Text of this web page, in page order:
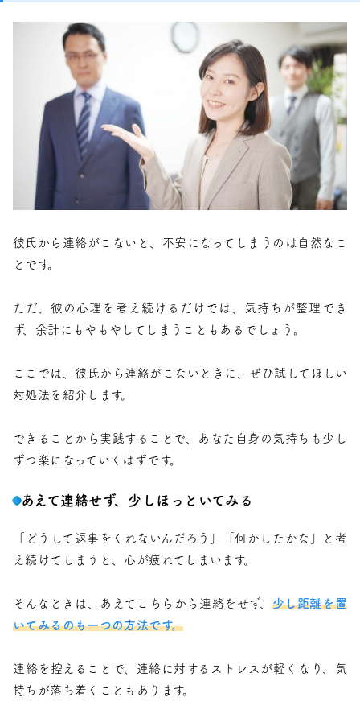
彼氏から連絡がこないと、不安になってしまうのは自然なこ
とです。
ただ、彼の心理を考え続けるだけでは、気持ちが整理でき
ず、余計にもやもやしてしまうこともあるでしょう。
ここでは、彼氏から連絡がこないときに、ぜひ試してほしい
対処法を紹介します。
できることから実践することで、あなた自身の気持ちも少し
ずつ楽になっていくはずです。
あえて連絡せず、少しほっといてみる
「どうして返事をくれないんだろう」「何かしたかな」と考
え続けてしまうと、心が疲れてしまいます。
そんなときは、あえてこちらから連絡をせず、 少し距離を置
いてみるのも一つの方法です。
連絡を控えることで、連絡に対するストレスが軽くなり、気
持ちが落ち着くこともあります。